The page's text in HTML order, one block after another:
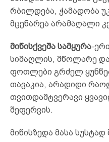
რბილდება, ჭამადობა
მცენარეა არამაღალი
მიწისქვეშა სამყურა-
სიმაღლის, მწოლარე
ფოთლები გრძელ
თავაკია, არადიდი
თვითდამტვერავი
შეფერვის.
მიწისზედა მასა